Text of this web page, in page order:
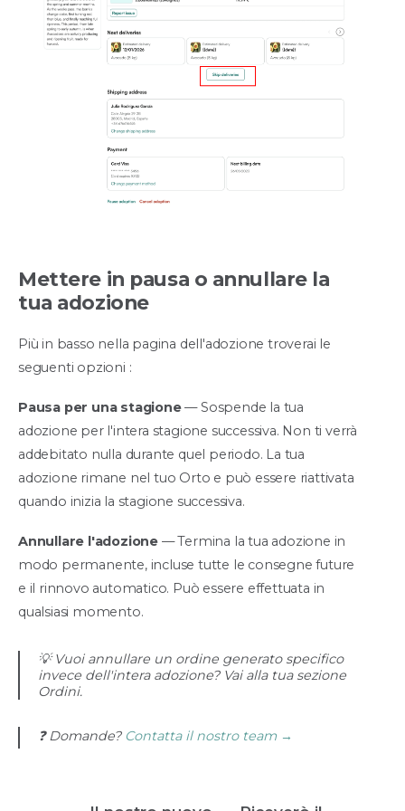
Mettere in pausa o annullare la
tua adozione
Più in basso nella pagina dell'adozione troverai le
seguenti opzioni :
Pausa per una stagione— Sospende la tua
adozione per l'intera stagione successiva. Non ti verrà
addebitato nulla durante quel periodo. La tua
adozione rimane nel tuo Orto e può essere riattivata
quando inizia la stagione successiva.
Annullare l'adozione — Termina la tua adozione in
modo permanente, incluse tutte le consegne future
e il rinnovo automatico. Può essere effettuata in
qualsiasi momento.
💡 Vuoi annullare un ordine generato specifico
invece dell'intera adozione? Vai alla tua sezione
Ordini.
❓ Domande? Contatta il nostro team →